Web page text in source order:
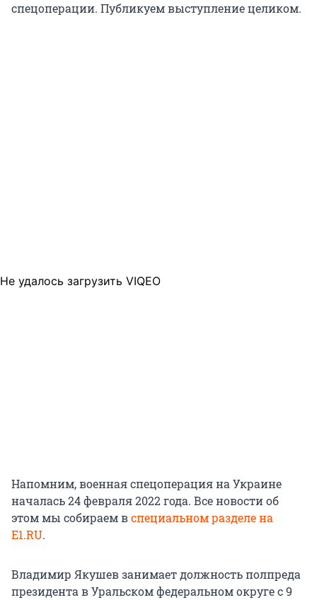
спецоперации. Публикуем выступление целиком.
Не удалось загрузить VIQEO
Напомним, военная спецоперация на Украине
началась 24 февраля 2022 года. Все новости об
этом мы собираем вспециальном разделе на
E1.RU.
Владимир Якушев занимает должность полпреда
президента в Уральском федеральном округе с 9